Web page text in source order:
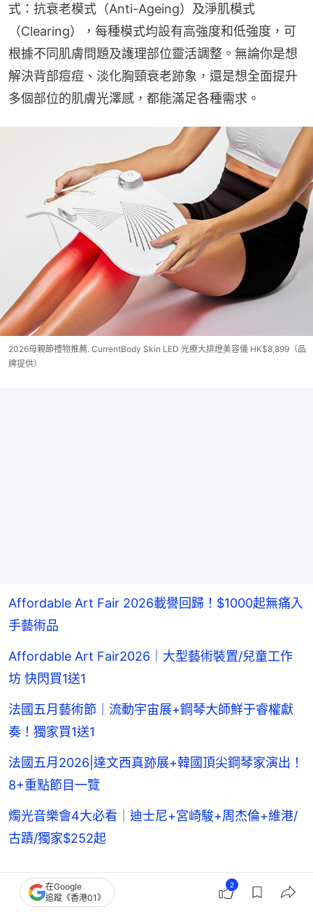
式：抗衰老模式（Anti-Ageing）及淨肌模式
（Clearing），每種模式均設有高強度和低強度，可
根據不同肌膚問題及護理部位靈活調整。無論你是想
解決背部痘痘、淡化胸頸衰老跡象，還是想全面提升
多個部位的肌膚光澤感，都能滿足各種需求。
2026母親節禮物推薦. CurrentBody Skin LED 光療大排燈美容儀 HK$8,899（品
牌提供）
Affordable Art Fair 2026載譽回歸！$1000起無痛入
手藝術品
Affordable Art Fair2026｜大型藝術裝置/兒童工作
坊 快閃買1送1
法國五月藝術節｜流動宇宙展+鋼琴大師鮮于睿權獻
奏！獨家買1送1
法國五月2026|達文西真跡展+韓國頂尖鋼琴家演出！
8+重點節目一覽
燭光音樂會4大必看｜迪士尼+宮崎駿+周杰倫+維港/
古蹟/獨家$252起
2026母親節禮物推薦4. LAC Masquelier's®法
在Google
追蹤《香港01》
2